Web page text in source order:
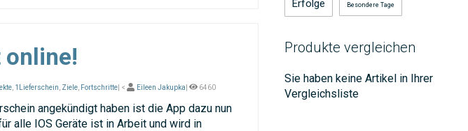
online!
1Lieferschein Ziele Fortschritte | < Eileen Jakupka 6460
angekündigt haben ist die App dazu nun
alle IOS Geräte ist in Arbeit und wird in
Erfolge Besondere Tage
Produkte vergleichen
Sie haben keine Artikel in Ihrer
Vergleichsliste